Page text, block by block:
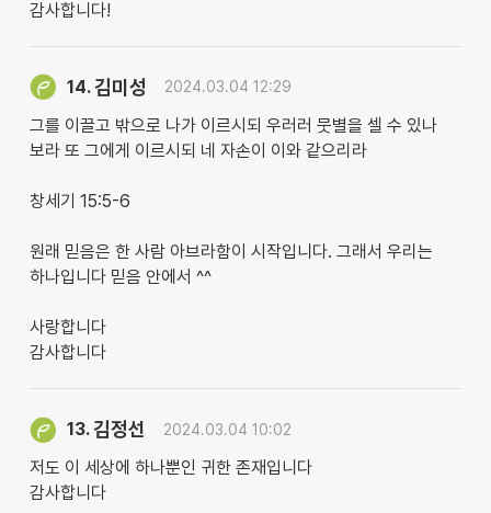
감사합니다!
14.김미성 2024.03.04 12:29
그를 이끌고 밖으로 나가 이르시되 우러러 뭇별을 셀 수 있나
보라 또 그에게 이르시되 네 자손이 이와 같으리라
창세기 15:5-6
원래 믿음은 한 사람 아브라함이 시작입니다. 그래서 우리는
하나입니다 믿음 안에서 ^^
사랑합니다
감사합니다
13.김정선 2024.03.04 10:02
저도 이 세상에 하나뿐인 귀한 존재입니다
감사합니다